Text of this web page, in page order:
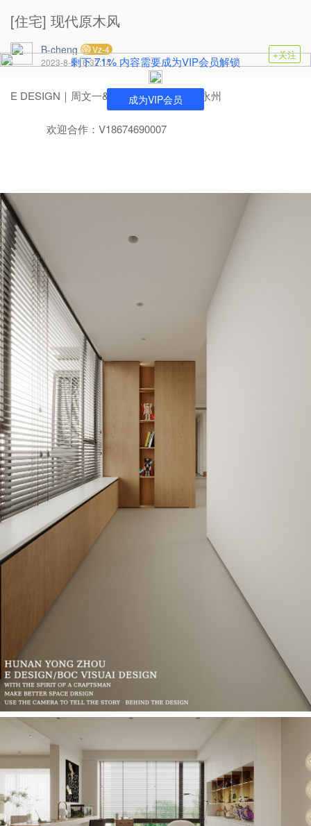
[住宅] 现代原木风
B-cheng
Vz-4
2023-8-5 16:32:14
+关注
E DESIGN｜周文一&BOC视觉表现 湖南-永州
欢迎合作：V18674690007
剩下71% 内容需要成为VIP会员解锁
成为VIP会员